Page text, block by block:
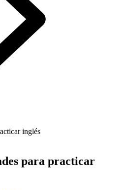
inglés
para practicar